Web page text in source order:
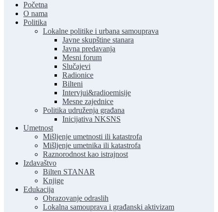
Početna
O nama
Politika
Lokalne politike i urbana samouprava
Javne skupštine stanara
Javna predavanja
Mesni forum
Slučajevi
Radionice
Bilteni
Intervjui&radioemisije
Mesne zajednice
Politika udruženja građana
Inicijativa NKSNS
Umetnost
Mišljenje umetnosti ili katastrofa
Mišljenje umetnika ili katastrofa
Raznorodnost kao istrajnost
Izdavaštvo
Bilten STANAR
Knjige
Edukacija
Obrazovanje odraslih
Lokalna samouprava i građanski aktivizam